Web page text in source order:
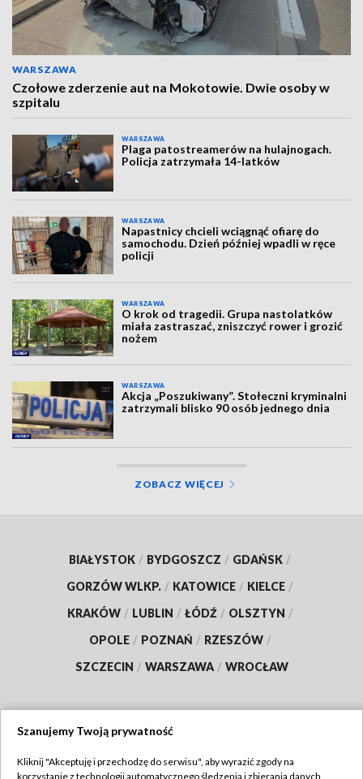
WARSZAWA
Czołowe zderzenie aut na Mokotowie. Dwie osoby w
szpitalu
WARSZAWA
Plaga patostreamerów na hulajnogach.
Policja zatrzymała 14-latków
WARSZAWA
Napastnicy chcieli wciągnąć ofiarę do
samochodu. Dzień później wpadli w ręce
policji
WARSZAWA
O krok od tragedii. Grupa nastolatków
miała zastraszać, zniszczyć rower i grozić
nożem
WARSZAWA
Akcja „Poszukiwany”. Stołeczni kryminalni
zatrzymali blisko 90 osób jednego dnia
ZOBACZ WIĘCEJ
BIAŁYSTOK / BYDGOSZCZ / GDAŃSK /
GORZÓW WLKP. / KATOWICE / KIELCE /
KRAKÓW / LUBLIN / ŁÓDŹ / OLSZTYN /
OPOLE / POZNAŃ / RZESZÓW /
SZCZECIN / WARSZAWA / WROCŁAW
Szanujemy Twoją prywatność
Kliknij "Akceptuję i przechodzę do serwisu", aby wyrazić zgody na
korzystanie z technologii automatycznego śledzenia i zbierania danych,